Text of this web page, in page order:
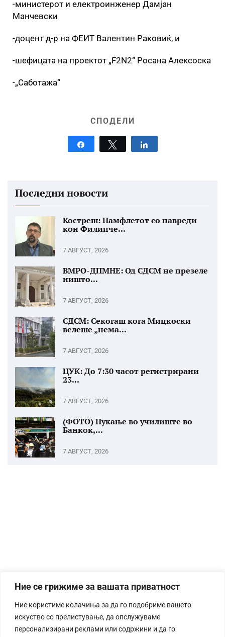
Ние се грижиме за вашата приватност
Ние користиме колачиња за да го подобриме вашето
искуство со прелистување, да опслужуваме
персонализирани реклами или содржини и да го
-министерот и електроинженер Дамјан
Манчевски
-доцент д-р на ФЕИТ Валентин Раковиќ, и
-шефицата на проектот „F2N2“ Росана Алексоска
-„Саботажа“
СПОДЕЛИ
Tweet
Последни новости
Костреш: Памфлетот со навреди
кон Филипче...
7 АВГУСТ, 2026
ВМРО-ДПМНЕ: Од СДСМ не презеле
ништо...
7 АВГУСТ, 2026
СДСМ: Секогаш кога Мицкоски
велеше „нема...
7 АВГУСТ, 2026
ЦУК: До 7:30 часот регистрирани
23...
7 АВГУСТ, 2026
(ФОТО) Пукање во училиште во
Банкок,...
7 АВГУСТ, 2026